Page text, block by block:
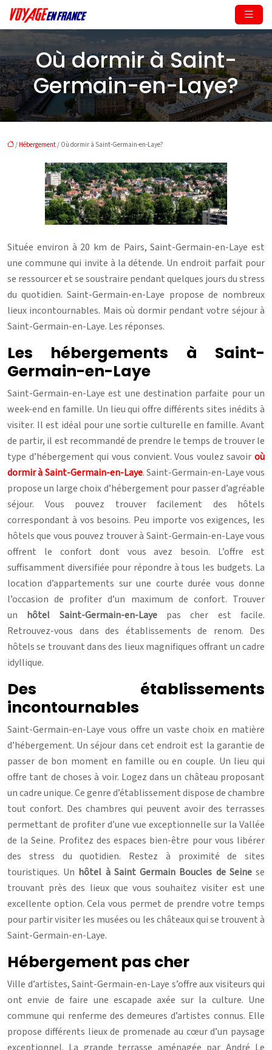
Où dormir à Saint-
Germain-en-Laye?
/ Hébergement / Où dormir à Saint-Germain-en-Laye?
Située environ à 20 km de Pairs, Saint-Germain-en-Laye est
une commune qui invite à la détende. Un endroit parfait pour
se ressourcer et se soustraire pendant quelques jours du stress
du quotidien.Saint-Germain-en-Laye propose de nombreux
lieux incontournables. Mais où dormir pendant votre séjour à
Saint-Germain-en-Laye. Les réponses.
Les hébergements à Saint-
Germain-en-Laye
Saint-Germain-en-Laye est une destination parfaite pour un
week-end en famille. Un lieu qui offre différents sites inédits à
visiter. Il est idéal pour une sortie culturelle en famille. Avant
de partir, il est recommandé de prendre le temps de trouver le
type d’hébergement qui vous convient. Vous voulez savoir où
dormir à Saint-Germain-en-Laye. Saint-Germain-en-Laye vous
propose un large choix d’hébergement pour passer d’agréable
séjour. Vous pouvez trouver facilement des hôtels
correspondant à vos besoins. Peu importe vos exigences, les
hôtels que vous pouvez trouver à Saint-Germain-en-Laye vous
offrent le confort dont vous avez besoin. L’offre est
suffisamment diversifiée pour répondre à tous les budgets. La
location d’appartements sur une courte durée vous donne
l’occasion de profiter d’un maximum de confort. Trouver
un hôtel Saint-Germain-en-Laye pas cher est facile.
Retrouvez-vous dans des établissements de renom. Des
hôtels se trouvant dans des lieux magnifiques offrant un cadre
idyllique.
Des établissements
incontournables
Saint-Germain-en-Laye vous offre un vaste choix en matière
d’hébergement. Un séjour dans cet endroit est la garantie de
passer de bon moment en famille ou en couple. Un lieu qui
offre tant de choses à voir. Logez dans un château proposant
un cadre unique. Ce genre d’établissement dispose de chambre
tout confort. Des chambres qui peuvent avoir des terrasses
permettant de profiter d’une vue exceptionnelle sur la Vallée
de la Seine. Profitez des espaces bien-être pour vous libérer
des stress du quotidien. Restez à proximité de sites
touristiques. Un hôtel à Saint Germain Boucles de Seinese
trouvant près des lieux que vous souhaitez visiter est une
excellente option. Cela vous permet de prendre votre temps
pour partir visiter les musées ou les châteaux qui se trouvent à
Saint-Germain-en-Laye.
Hébergement pas cher
Ville d’artistes, Saint-Germain-en-Laye s’offre aux visiteurs qui
ont envie de faire une escapade axée sur la culture. Une
commune qui renferme des demeures d’artistes connus. Elle
propose différents lieux de promenade au cœur d’un paysage
exceptionnel. La grande terrasse aménagée par André Le